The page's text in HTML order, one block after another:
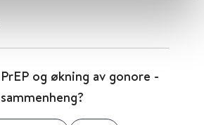
og økning av gonore -